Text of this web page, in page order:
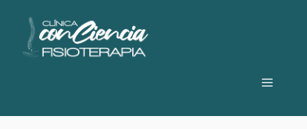
contenido
Menú
inducción miofascial